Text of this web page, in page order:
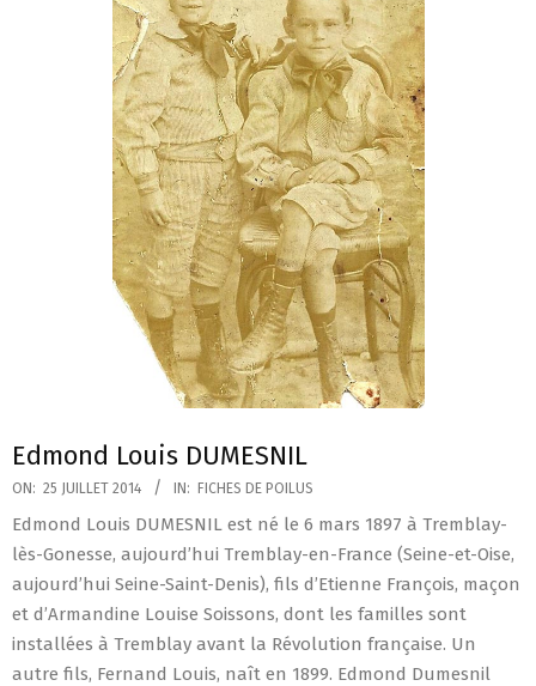
Edmond Louis DUMESNIL
2014-
07-
25
ON: 25 JUILLET 2014 IN: FICHES DE POILUS
Edmond Louis DUMESNIL est né le 6 mars 1897 à Tremblay-
lès-Gonesse, aujourd’hui Tremblay-en-France (Seine-et-Oise,
aujourd’hui Seine-Saint-Denis), fils d’Etienne François, maçon
et d’Armandine Louise Soissons, dont les familles sont
installées à Tremblay avant la Révolution française. Un
autre fils, Fernand Louis, naît en 1899. Edmond Dumesnil